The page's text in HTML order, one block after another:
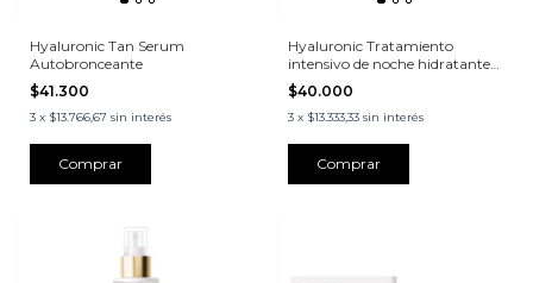
Hyaluronic Tan Serum
Autobronceante
$41.300
3 x $13.766,67 sin interés
Hyaluronic Tratamiento
intensivo de noche hidratante
Anti-Age
$40.000
3 x $13.333,33 sin interés